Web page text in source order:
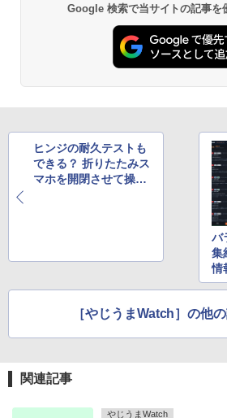
Google 検索で当サイトの記事を
ヒンジの耐久テストも
できる？ 折りたたみス
マホを開閉させて操作
バ
集
情
ュ
［やじうまWatch］の他
関連記事
やじうまWatch